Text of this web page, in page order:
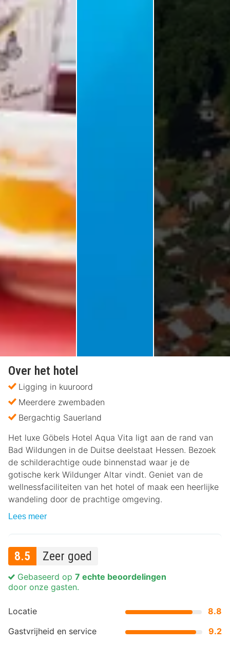
Over het hotel
Ligging in kuuroord
Meerdere zwembaden
Bergachtig Sauerland
Het luxe Göbels Hotel Aqua Vita ligt aan de rand van
Bad Wildungen in de Duitse deelstaat Hessen. Bezoek
de schilderachtige oude binnenstad waar je de
gotische kerk Wildunger Altar vindt. Geniet van de
wellnessfaciliteiten van het hotel of maak een heerlijke
wandeling door de prachtige omgeving.
Lees meer
8.5 Zeer goed
Locatie
8.8
Gastvrijheid en service
9.2
Gebaseerd op 7 echte beoordelingen
door onze gasten.